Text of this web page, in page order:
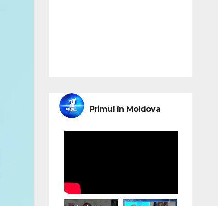
Primul în Moldova